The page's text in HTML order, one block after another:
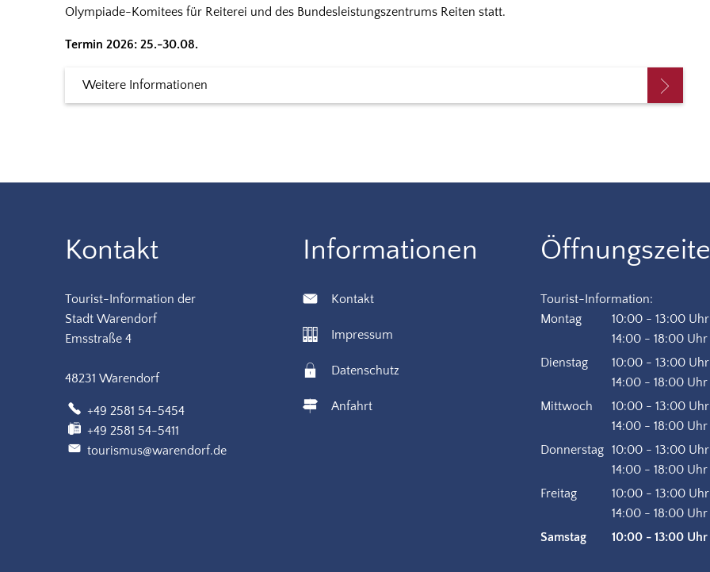
Olympiade-Komitees für Reiterei und des Bundesleistungszentrums Reiten statt.
Termin 2026: 25.-30.08.
Weitere Informationen
Kontakt
Tourist-Information der
Stadt Warendorf
Emsstraße 4
48231 Warendorf
+49 2581 54-5454
+49 2581 54-5411
tourismus@warendorf.de
Informationen
Kontakt
Impressum
Datenschutz
Anfahrt
Tourist-Information:
Montag
10:00 - 13:00 Uhr
Von 10:00 bis
14:00 - 18:00 Uhr
Von 14:00 bis
Dienstag 10:00 - 13:00 Uhr
Von 10:00 bis
14:00 - 18:00 Uhr
Von 14:00 bis
Mittwoch 10:00 - 13:00 Uhr
Von 10:00 bis
14:00 - 18:00 Uhr
Von 14:00 bis
Donnerstag 10:00 - 13:00 Uhr
Von 10:00 bis
14:00 - 18:00 Uhr
Von 14:00 bis
Freitag 10:00 - 13:00 Uhr
Von 10:00 bis
14:00 - 18:00 Uhr
Von 14:00 bis
Samstag 10:00 - 13:00 Uhr